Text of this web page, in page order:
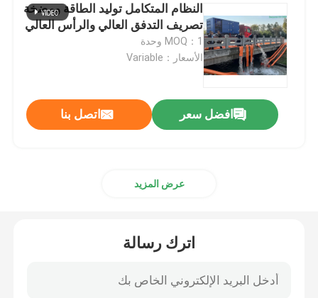
النظام المتكامل توليد الطاقة ومضخة
تصريف التدفق العالي والرأس العالي
MOQ：1 وحدة
الأسعار：Variable
افضل سعر اتصل بنا
عرض المزيد
اترك رسالة